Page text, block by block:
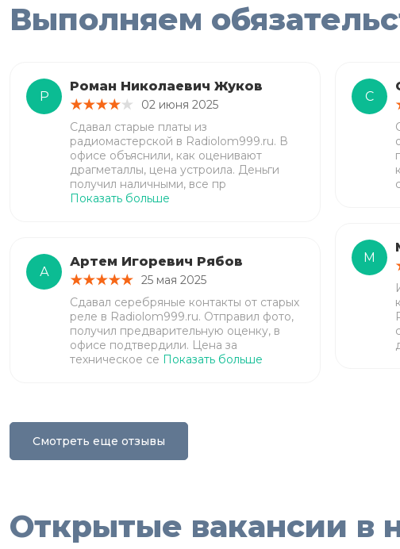
Выполняем
Р
Роман Николаевич Жуков
02 июня 2025
Сдавал старые платы из
радиомастерской в Radiolom999.ru. В
офисе объяснили, как оценивают
драгметаллы, цена устроила. Деньги
получил наличными, все пр
Показать больше
А
Артем Игоревич Рябов
25 мая 2025
Сдавал серебряные контакты от старых
реле в Radiolom999.ru. Отправил фото,
получил предварительную оценку, в
офисе подтвердили. Цена за
техническое се Показать больше
С
М
Смотреть еще отзывы
Открытые вакансии в